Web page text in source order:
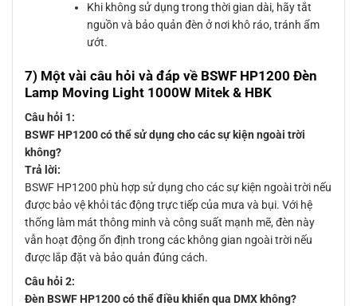
Khi không sử dụng trong thời gian dài, hãy tắt
nguồn và bảo quản đèn ở nơi khô ráo, tránh ẩm
ướt.
7) Một vài câu hỏi và đáp về BSWF HP1200 Đèn
Lamp Moving Light 1000W Mitek & HBK
Câu hỏi 1:
BSWF HP1200 có thể sử dụng cho các sự kiện ngoài trời
không?
Trả lời:
BSWF HP1200 phù hợp sử dụng cho các sự kiện ngoài trời nếu
được bảo vệ khỏi tác động trực tiếp của mưa và bụi. Với hệ
thống làm mát thông minh và công suất mạnh mẽ, đèn này
vẫn hoạt động ổn định trong các không gian ngoài trời nếu
được lắp đặt và bảo quản đúng cách.
Câu hỏi 2:
Đèn BSWF HP1200 có thể điều khiển qua DMX không?